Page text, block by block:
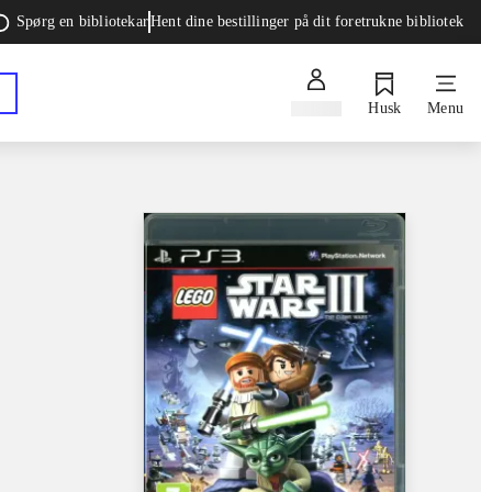
Spørg en bibliotekarHent dine bestillinger på dit foretrukne bibliotek
Husk Menu